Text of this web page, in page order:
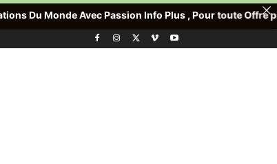
Passion Info Plus , Pour toute Offre promotionnelle